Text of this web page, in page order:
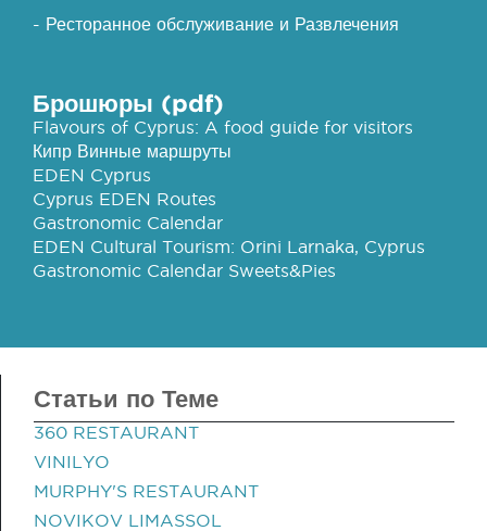
- Ресторанное обслуживание и Развлечения
Брошюры (pdf)
Flavours of Cyprus: A food guide for visitors
Кипр Винные маршруты
EDEN Cyprus
Cyprus EDEN Routes
Gastronomic Calendar
EDEN Cultural Tourism: Orini Larnaka, Cyprus
Gastronomic Calendar Sweets&Pies
Статьи по Теме
360 RESTAURANT
VINILYO
MURPHY'S RESTAURANT
NOVIKOV LIMASSOL